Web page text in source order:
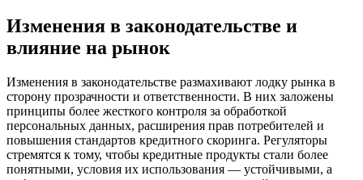
Изменения в законодательстве и
влияние на рынок
Изменения в законодательстве размахивают лодку рынка в
сторону прозрачности и ответственности. В них заложены
принципы более жесткого контроля за обработкой
персональных данных, расширения прав потребителей и
повышения стандартов кредитного скоринга. Регуляторы
стремятся к тому, чтобы кредитные продукты стали более
понятными, условия их использования — устойчивыми, а